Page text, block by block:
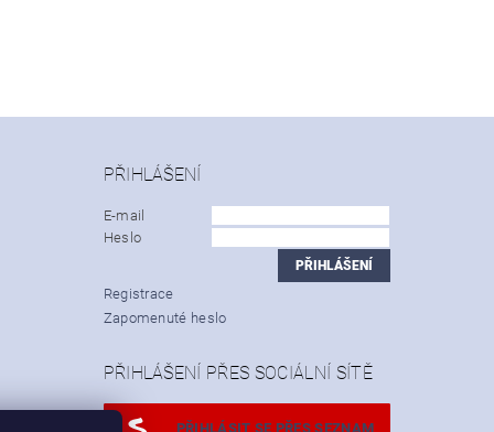
PŘIHLÁŠENÍ
E-mail
Heslo
Registrace
Zapomenuté heslo
PŘIHLÁŠENÍ PŘES SOCIÁLNÍ SÍTĚ
PŘIHLÁSIT SE PŘES SEZNAM